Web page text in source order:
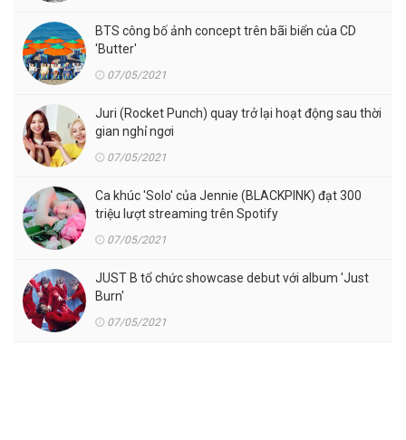
BTS công bố ảnh concept trên bãi biển của CD
'Butter'
07/05/2021
Juri (Rocket Punch) quay trở lại hoạt động sau thời
gian nghỉ ngơi
07/05/2021
Ca khúc 'Solo' của Jennie (BLACKPINK) đạt 300
triệu lượt streaming trên Spotify
07/05/2021
JUST B tổ chức showcase debut với album 'Just
Burn'
07/05/2021